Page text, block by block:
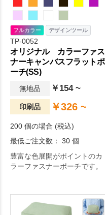
フルカラー デザインツール
TP-0052
オリジナル カラーファス
ナーキャンバスフラットポ
ーチ(SS)
無地品 ￥154 ~
印刷品 ￥326 ~
200 個の場合 (税込)
最低ご注文数： 30 個
豊富な色展開がポイントのカ
ラーファスナーポーチです。